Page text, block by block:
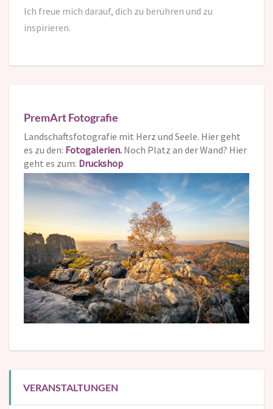
Ich freue mich darauf, dich zu berühren und zu
inspirieren.
PremArt Fotografie
Landschaftsfotografie mit Herz und Seele. Hier geht
es zu den: Fotogalerien. Noch Platz an der Wand? Hier
geht es zum: Druckshop
VERANSTALTUNGEN